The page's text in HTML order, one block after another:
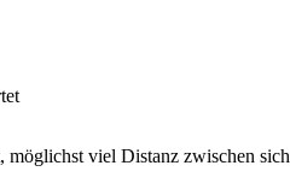
viel Distanz zwischen